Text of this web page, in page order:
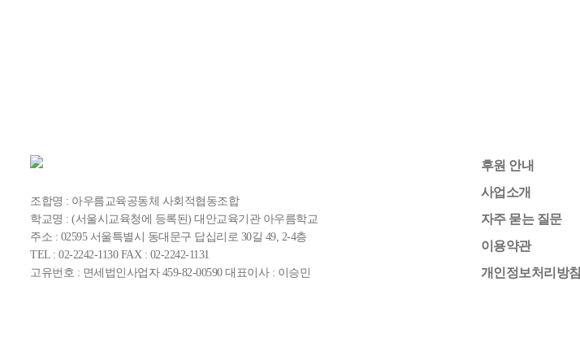
조합명 : 아우름교육공동체 사회적협동조합
학교명 : (서울시교육청에 등록된) 대안교육기관 아우름학교
주소 : 02595 서울특별시 동대문구 답십리로 30길 49, 2-4층
TEL : 02-2242-1130 FAX : 02-2242-1131
고유번호 : 면세법인사업자 459-82-00590 대표이사 : 이승민
후원 안내
사업소개
자주 묻는 질문
이용약관
개인정보처리방침